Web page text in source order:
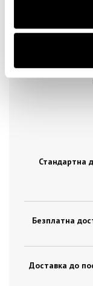
Стандартна
Безплатна
Доставка до